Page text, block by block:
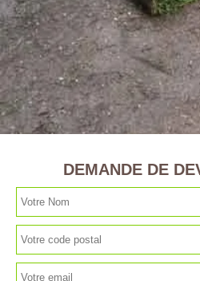
DEMANDE DE